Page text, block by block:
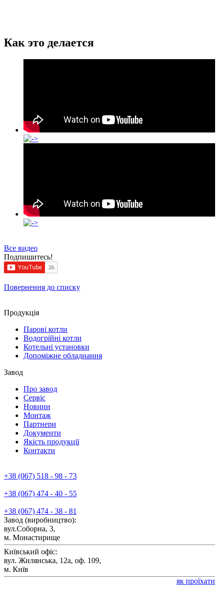
Как это делается
Все видео
Подпишитесь!
Повернення до списку
Продукцiя
Парові котли
Водогрійні котли
Котельні установки
Допоміжне обладнання
Завод
Про завод
Сервiс
Новини
Монтаж
Партнери
Документи
Якiсть продукції
Контакти
+38 (067) 518 - 98 - 73
+38 (067) 474 - 40 - 55
+38 (067) 474 - 38 - 81
Завод (виробництво):
вул.Соборна, 3,
м. Монастирище
Київський офіс:
вул. Жилянська, 12а, оф. 109,
м. Київ
як проїхати